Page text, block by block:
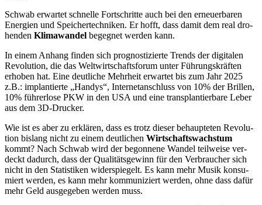
Schwab erwar­tet schnel­le Fort­schrit­te auch bei den erneu­er­ba­ren
Ener­gien und Spei­cher­tech­ni­ken. Er hofft, dass damit dem real dro­
hen­den Kli­ma­wan­del begeg­net wer­den kann.
In einem Anhang fin­den sich pro­gnos­ti­zier­te Trends der digi­ta­len
Revo­lu­ti­on, die das Welt­wirt­schafts­fo­rum unter Füh­rungs­kräf­ten
erho­ben hat. Eine deut­li­che Mehr­heit erwar­tet bis zum Jahr 2025
z.B.: implan­tier­te „Han­dys“, Inter­net­an­schluss von 10% der Bril­len,
10% füh­rer­lo­se PKW in den USA und eine trans­plan­tier­ba­re Leber
aus dem 3D-Drucker.
Wie ist es aber zu erklä­ren, dass es trotz die­ser behaup­te­ten Revo­lu­
ti­on bis­lang nicht zu einem deut­li­chen Wirt­schafts­wachs­tum
kommt? Nach Schwab wird der begon­ne­ne Wan­del teil­wei­se ver­
deckt dadurch, dass der Qua­li­täts­ge­winn für den Ver­brau­cher sich
nicht in den Sta­tis­ti­ken wider­spie­gelt. Es kann mehr Musik kon­su­
miert wer­den, es kann mehr kom­mu­ni­ziert wer­den, ohne dass dafür
mehr Geld aus­ge­ge­ben wer­den muss.